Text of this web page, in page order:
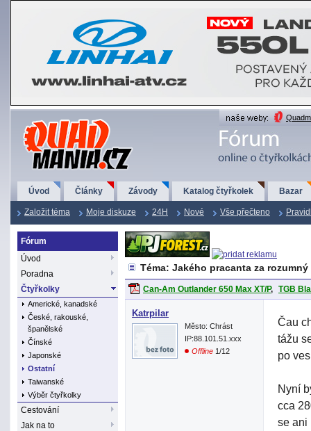
QuadMania.cz
Úvod Články Závody Katalog čtyřkolek Bazar
Založit téma Moje diskuze 24H Nové Vše přečteno
Fórum
Úvod
Poradna
Čtyřkolky
Americké, kanadské
České, rakouské,
španělské
Čínské
Japonské
Ostatní
Taiwanské
Výběr čtyřkolky
Cestování
Jak na to
Téma: Jakého pracanta za
Can-Am Outlander 650 Max XT/P, TGB
Katrpilar
Město: Chrást
IP:88.101.51.xxx
Offline 1/12
Čau
tážu
po
Nyní
cca
se ani